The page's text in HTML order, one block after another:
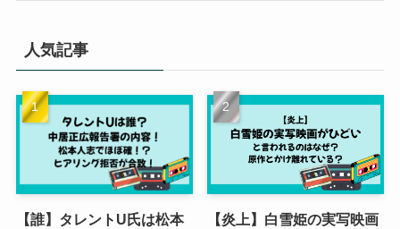
人気記事
【誰】タレントU氏は松本
【炎上】白雪姫の実写映画